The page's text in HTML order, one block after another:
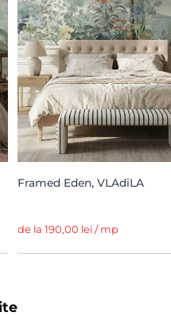
Framed Eden, VLAdiLA
de la 190,00 lei / mp